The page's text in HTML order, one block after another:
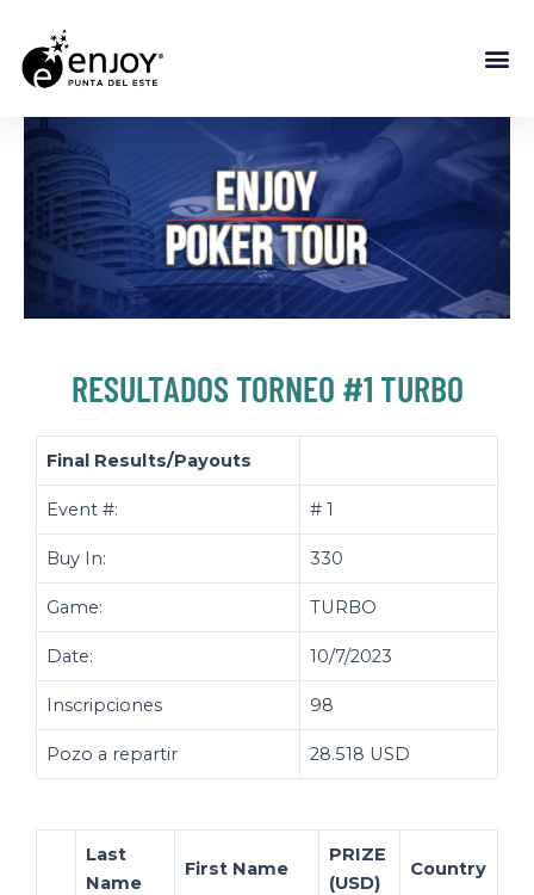
RESULTADOS TORNEO #1 TURBO
Final Results/Payouts
Event #: # 1
Buy In: 330
Game: TURBO
Date: 10/7/2023
Inscripciones 98
Pozo a repartir 28.518 USD
Last
Name
First Name
PRIZE
(USD)
Country